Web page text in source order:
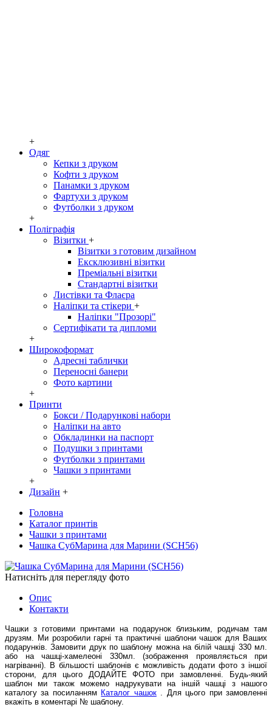
+
Одяг
Кепки з друком
Кофти з друком
Панамки з друком
Фартухи з друком
Футболки з друком
+
Поліграфія
Візитки +
Візитки з готовим дизайном
Ексклюзивні візитки
Преміальні візитки
Стандартні візитки
Листівки та Флаєра
Наліпки та стікери +
Наліпки "Прозорі"
Сертифікати та дипломи
+
Широкоформат
Адресні таблички
Переносні банери
Фото картини
+
Принти
Бокси / Подарункові набори
Наліпки на авто
Обкладинки на паспорт
Подушки з принтами
Футболки з принтами
Чашки з принтами
+
Дизайн +
Головна
Каталог принтів
Чашки з принтами
Чашка СубМарина для Марини (SCH56)
Натисніть для перегляду фото
Опис
Контакти
Чашки з готовими принтами на подарунок близьким, родичам там
друзям. Ми розробили гарні та практичні шаблони чашок для Ваших
подарунків. Замовити друк по шаблону можна на білій чашці 330 мл.
або на чашці-хамелеоні 330мл. (зображення проявляється при
нагріванні). В більшості шаблонів є можливість додати фото з іншої
сторони, для цього ДОДАЙТЕ ФОТО при замовленні. Будь-який
шаблон ми також можемо надрукувати на іншій чашці з нашого
каталогу за посиланням Каталог чашок. Для цього при замовленні
вкажіть в коментарі № шаблону.